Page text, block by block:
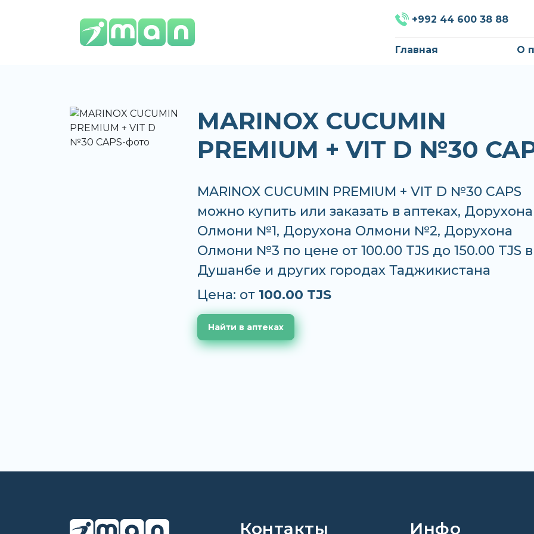
+992 44 600 38 88
Главная О
MARINOX CUCUMIN
PREMIUM + VIT D №30
MARINOX CUCUMIN PREMIUM + VIT D №30 CAPS
можно купить или заказать в аптеках, Дорухона
Олмони №1, Дорухона Олмони №2, Дорухона
Олмони №3 по цене от 100.00 TJS до 150.00 TJS в
Душанбе и других городах Таджикистана
Цена: от 100.00 TJS
Найти в аптеках
Контакты Инфо